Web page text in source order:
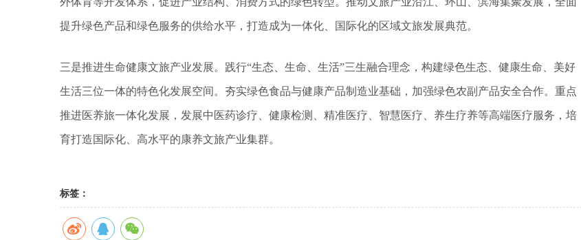
提升绿色产品和绿色服务的供给水平，打造成为一体化、国际化的区域文旅发展典范。
三是推进生命健康文旅产业发展。践行“生态、生命、生活”三生融合理念，构建绿色生态、健康生命、美好
生活三位一体的特色化发展空间。夯实绿色食品与健康产品制造业基础，加强绿色农副产品安全合作。重点
推进医养旅一体化发展，发展中医药诊疗、健康检测、精准医疗、智慧医疗、养生疗养等高端医疗服务，培
育打造国际化、高水平的康养文旅产业集群。
标签：